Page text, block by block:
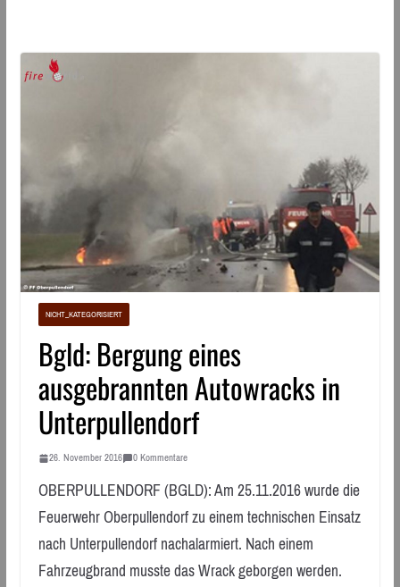
NICHT_KATEGORISIERT
Bgld: Bergung eines
ausgebrannten Autowracks in
Unterpullendorf
26. November 2016 0 Kommentare
OBERPULLENDORF (BGLD): Am 25.11.2016 wurde die
Feuerwehr Oberpullendorf zu einem technischen Einsatz
nach Unterpullendorf nachalarmiert. Nach einem
Fahrzeugbrand musste das Wrack geborgen werden.